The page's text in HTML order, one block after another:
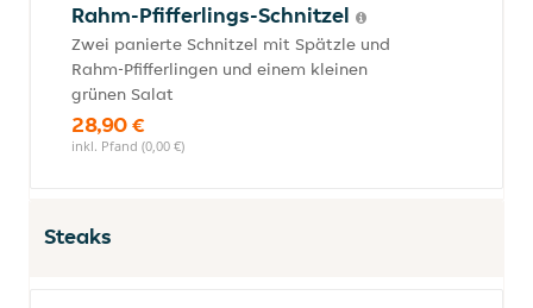
Rahm-Pfifferlings-Schnitzel
Zwei panierte Schnitzel mit Spätzle und
Rahm-Pfifferlingen und einem kleinen
grünen Salat
28,90 €
inkl. Pfand (0,00 €)
Steaks